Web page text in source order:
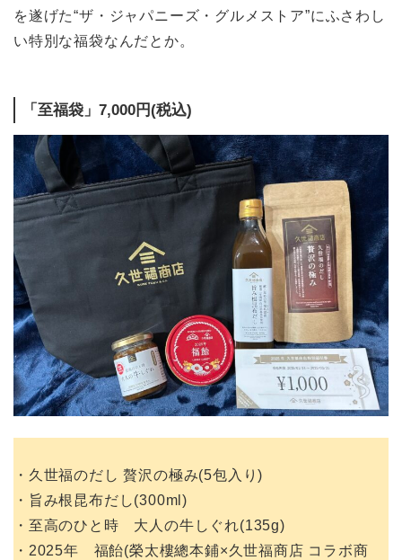
を遂げた“ザ・ジャパニーズ・グルメストア”にふさわし
い特別な福袋なんだとか。
「至福袋」7,000円(税込)
・久世福のだし 贅沢の極み(5包入り)
・旨み根昆布だし(300ml)
・至高のひと時 大人の牛しぐれ(135g)
・2025年 福飴(榮太樓總本鋪×久世福商店 コラボ商